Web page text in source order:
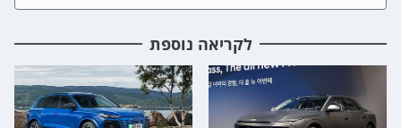
לקריאה נוספת